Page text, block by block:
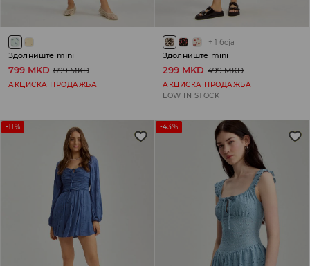
Здолниште mini
799 MKD 899 MKD
АКЦИСКА ПРОДАЖБА
+ 1 боја
Здолниште mini
299 MKD 499 MKD
АКЦИСКА ПРОДАЖБА
LOW IN STOCK
-11% -43%